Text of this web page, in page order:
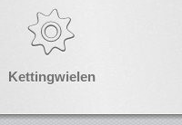
Kettingwielen